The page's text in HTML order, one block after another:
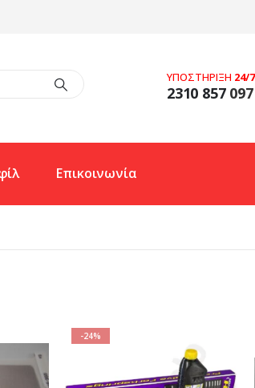
ΥΠΟΣΤΗΡΙΞΗ 24/7
2310 857097
Επικοινωνία
-24%